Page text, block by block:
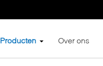
Producten Over ons